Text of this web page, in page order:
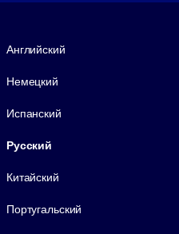
Английский
Немецкий
Испанский
Русский
Китайский
Португальский